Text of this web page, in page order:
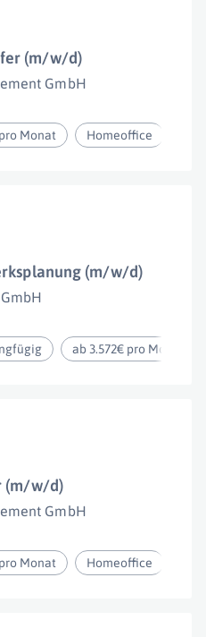
(m/w/d)
GmbH
Monat Homeoffice
(m/w/d)
ab 3.572€ pro Monat
(m/w/d)
GmbH
Monat Homeoffice